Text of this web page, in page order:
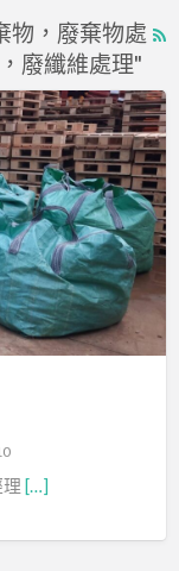
物，廢棄物處
廢纖維處理"
[…]